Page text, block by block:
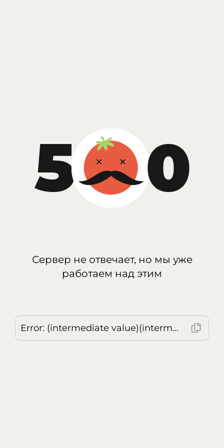
Сервер не отвечает, но мы уже
работаем над этим
Error: (intermediate value)(intermediate value)(intermediate value).replaceAll is not a function